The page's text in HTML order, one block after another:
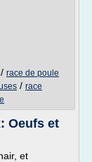
/ race de poule
/ race
Oeufs et
et